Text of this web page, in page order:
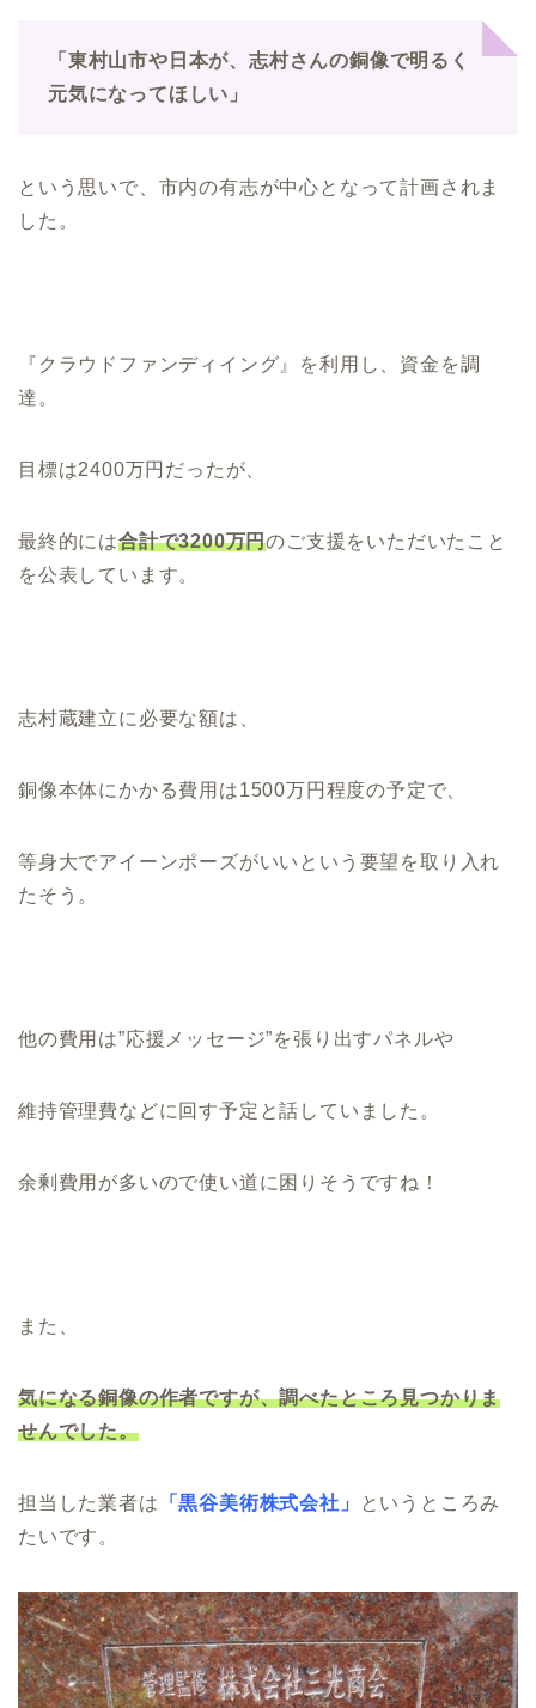
「東村山市や日本が、志村さんの銅像で明るく
元気になってほしい」
という思いで、市内の有志が中心となって計画されま
した。
『クラウドファンディイング』を利用し、資金を調
達。
目標は2400万円だったが、
最終的には合計で3200万円のご支援をいただいたこと
を公表しています。
志村蔵建立に必要な額は、
銅像本体にかかる費用は1500万円程度の予定で、
等身大でアイーンポーズがいいという要望を取り入れ
たそう。
他の費用は”応援メッセージ”を張り出すパネルや
維持管理費などに回す予定と話していました。
余剰費用が多いので使い道に困りそうですね！
また、
気になる銅像の作者ですが、調べたところ見つかりま
せんでした。
担当した業者は 「黒谷美術株式会社」
というところみ
たいです。